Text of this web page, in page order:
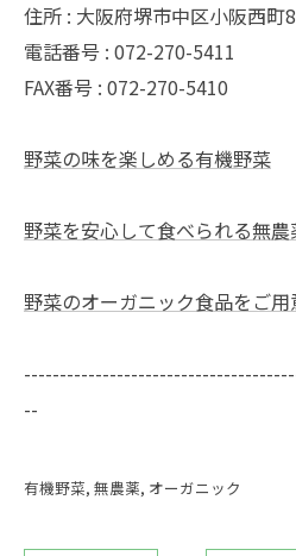
住所 : 大阪府堺市中区小阪西町
電話番号 : 072-270-5411
FAX番号 : 072-270-5410
野菜の味を楽しめる有機野菜
野菜を安心して食べられる無農
野菜のオーガニック食品をご用
--
有機野菜 無農薬 オーガニック